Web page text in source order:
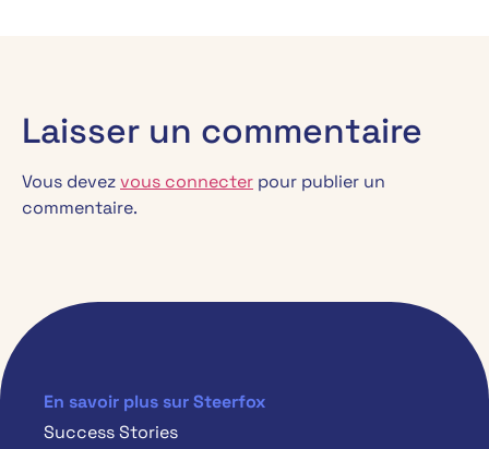
Laisser un commentaire
Vous devezvous connecter pour publier un
commentaire.
En savoir plus sur Steerfox
Success Stories